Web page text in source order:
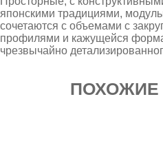
японскими традициями,
сочетаются с объемами с
профилями и кажущейся
чрезвычайно
ПОХОЖИЕ